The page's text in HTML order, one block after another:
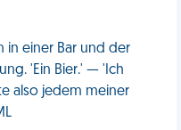
in einer Bar und der
'Ein Bier.' — 'Ich
also jedem meiner